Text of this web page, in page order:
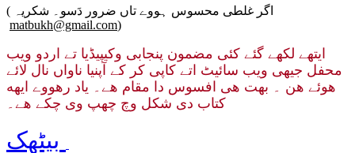
( اگر غلطی محسوس ہووے تاں ضرور دَسو۔ شکریہ
matbukh@gmail.com)
ایتھے لکھے گئے کئی مضمون پنجابی وکیپیڈیا تے اردو ویب
محفل جیهی ویب سائیٹ اتے کاپی کر کے آپنیا ناواں نال لائے
هوئے هن ۔ بهت هی افسوس دا مقام هے۔ یاد رهووے ایهه
کتاب دی شکل وچ چھپ وی چکے هے۔